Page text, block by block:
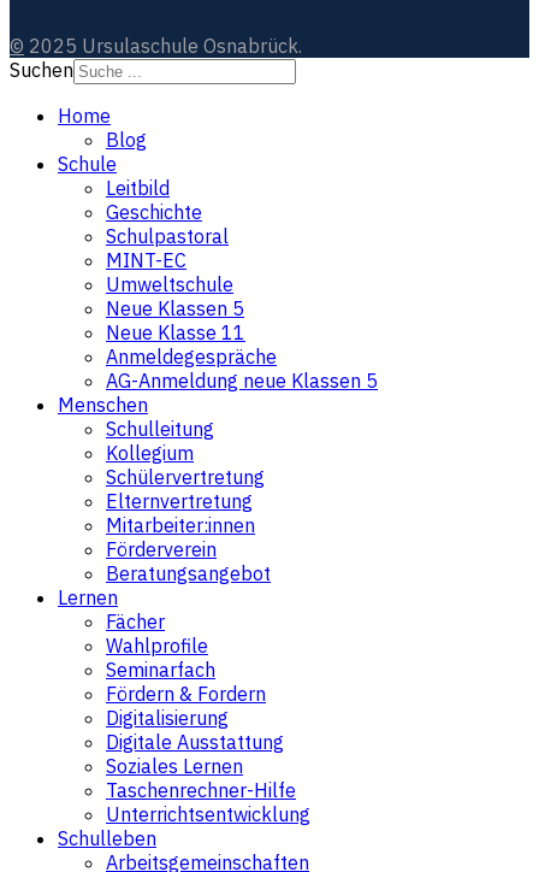
© 2025 Ursulaschule Osnabrück.
Suchen
Home
Blog
Schule
Leitbild
Geschichte
Schulpastoral
MINT-EC
Umweltschule
Neue Klassen 5
Neue Klasse 11
Anmeldegespräche
AG-Anmeldung neue Klassen 5
Menschen
Schulleitung
Kollegium
Schülervertretung
Elternvertretung
Mitarbeiter:innen
Förderverein
Beratungsangebot
Lernen
Fächer
Wahlprofile
Seminarfach
Fördern & Fordern
Digitalisierung
Digitale Ausstattung
Soziales Lernen
Taschenrechner-Hilfe
Unterrichtsentwicklung
Schulleben
Arbeitsgemeinschaften